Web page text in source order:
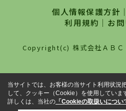
は、一度だけでは終わらな
お付き合いです。初めての
職・ご結婚・売買物件の購
わたる、良きアドバイザー
た営業スタイルで様々なお
わせください。
個人情報保護方針
利用規約 ｜ お
Copyright(c) 株式会社ＡＢ
当サイトでは、お客様の当サイト利用状況
して、クッキー（Cookie）を使用していま
詳しくは、当社の 「Cookieの取扱いについ